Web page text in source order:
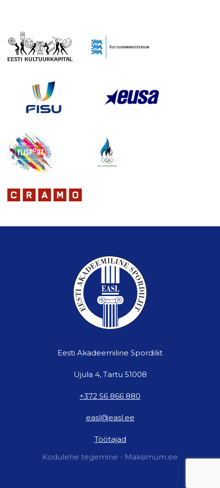
Eesti Akadeemiline Spordiliit
Ujula 4, Tartu 51008
+372 56 866 880
easl@easl.ee
Töötajad
Kodulehe tegemine - Maksimum.ee